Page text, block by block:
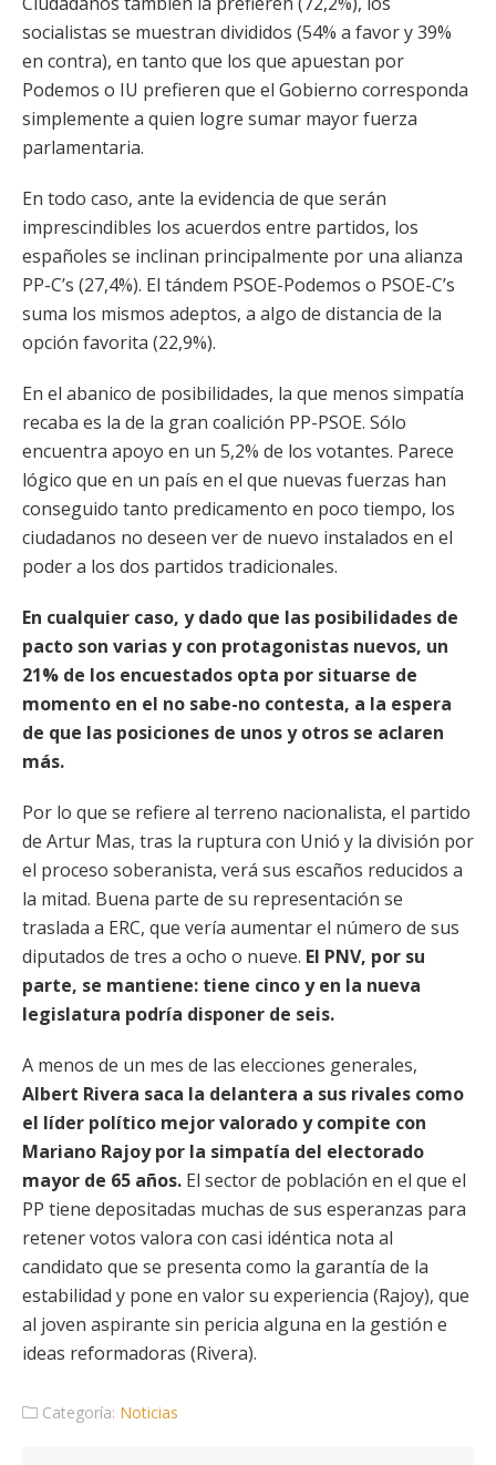
socialistas se muestran divididos (54% a favor y 39%
en contra), en tanto que los que apuestan por
Podemos o IU prefieren que el Gobierno corresponda
simplemente a quien logre sumar mayor fuerza
parlamentaria.
En todo caso, ante la evidencia de que serán
imprescindibles los acuerdos entre partidos, los
españoles se inclinan principalmente por una alianza
PP-C’s (27,4%). El tándem PSOE-Podemos o PSOE-C’s
suma los mismos adeptos, a algo de distancia de la
opción favorita (22,9%).
En el abanico de posibilidades, la que menos simpatía
recaba es la de la gran coalición PP-PSOE. Sólo
encuentra apoyo en un 5,2% de los votantes. Parece
lógico que en un país en el que nuevas fuerzas han
conseguido tanto predicamento en poco tiempo, los
ciudadanos no deseen ver de nuevo instalados en el
poder a los dos partidos tradicionales.
En cualquier caso, y dado que las posibilidades de
pacto son varias y con protagonistas nuevos, un
21% de los encuestados opta por situarse de
momento en el no sabe-no contesta, a la espera
de que las posiciones de unos y otros se aclaren
más.
Por lo que se refiere al terreno nacionalista, el partido
de Artur Mas, tras la ruptura con Unió y la división por
el proceso soberanista, verá sus escaños reducidos a
la mitad. Buena parte de su representación se
traslada a ERC, que vería aumentar el número de sus
diputados de tres a ocho o nueve. El PNV, por su
parte, se mantiene: tiene cinco y en la nueva
legislatura podría disponer de seis.
A menos de un mes de las elecciones generales,
Albert Rivera saca la delantera a sus rivales como
el líder político mejor valorado y compite con
Mariano Rajoy por la simpatía del electorado
mayor de 65 años. El sector de población en el que el
PP tiene depositadas muchas de sus esperanzas para
retener votos valora con casi idéntica nota al
candidato que se presenta como la garantía de la
estabilidad y pone en valor su experiencia (Rajoy), que
al joven aspirante sin pericia alguna en la gestión e
ideas reformadoras (Rivera).
Categoría: Noticias